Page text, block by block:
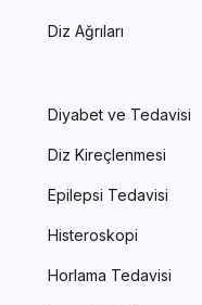
Diz Ağrıları
Diyabet ve Tedavisi
Diz Kireçlenmesi
Epilepsi Tedavisi
Histeroskopi
Horlama Tedavisi